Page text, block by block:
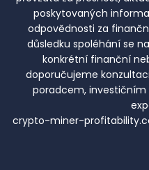
poskytovaných
odpovědnosti za
důsledku spoléhání se
konkrétní finanční
doporučujeme
poradcem,
crypto-miner-